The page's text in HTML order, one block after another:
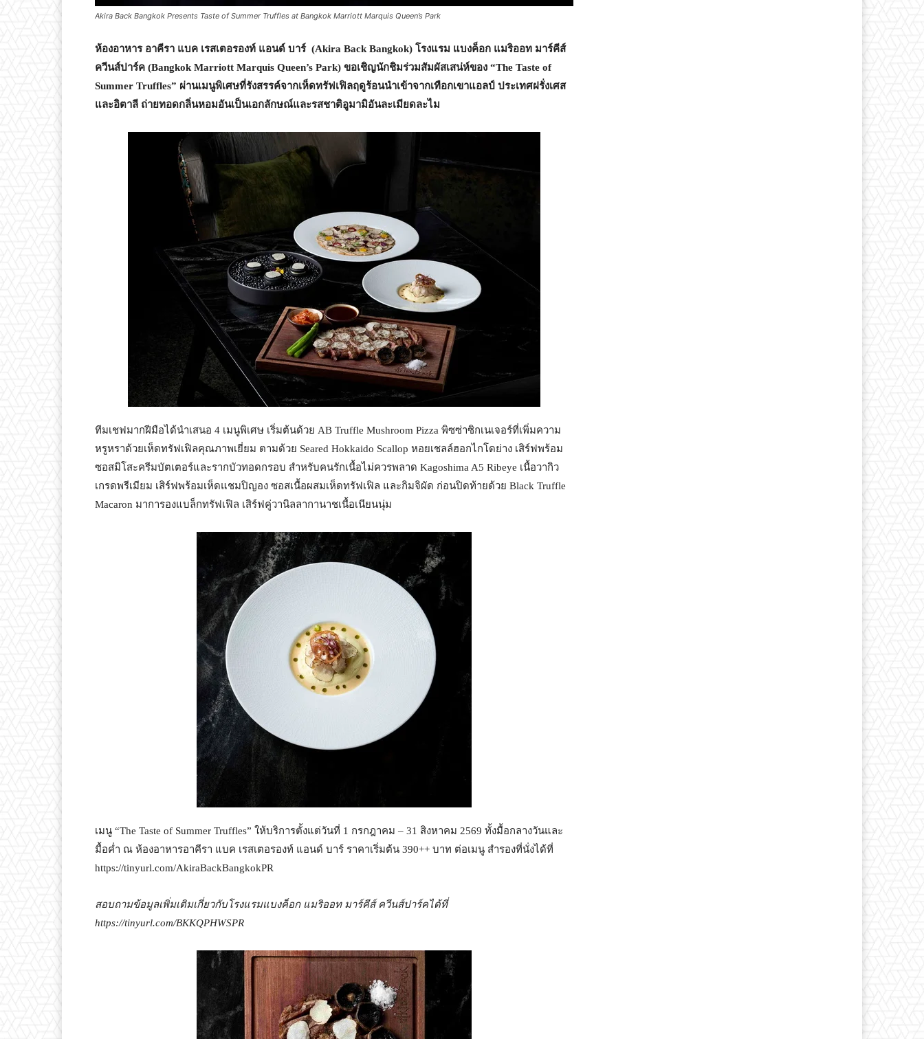
Akira Back Bangkok Presents Taste of Summer Truffles at Bangkok Marriott Marquis Queen’s Park
ห้องอาหาร อาคีรา แบค เรสเตอรองท์ แอนด์ บาร์ (Akira Back Bangkok) โรงแรม แบงค็อก แมริออท มาร์คีส์
ควีนส์ปาร์ค (Bangkok Marriott Marquis Queen’s Park) ขอเชิญนักชิมร่วมสัมผัสเสน่ห์ของ “The Taste of
Summer Truffles” ผ่านเมนูพิเศษที่รังสรรค์จากเห็ดทรัฟเฟิลฤดูร้อนนำเข้าจากเทือกเขาแอลป์ ประเทศฝรั่งเศส
และอิตาลี ถ่ายทอดกลิ่นหอมอันเป็นเอกลักษณ์และรสชาติอูมามิอันละเมียดละไม
ทีมเชฟมากฝีมือได้นำเสนอ 4 เมนูพิเศษ เริ่มต้นด้วย AB Truffle Mushroom Pizza พิซซ่าซิกเนเจอร์ที่เพิ่มความ
หรูหราด้วยเห็ดทรัฟเฟิลคุณภาพเยี่ยม ตามด้วย Seared Hokkaido Scallop หอยเชลล์ฮอกไกโดย่าง เสิร์ฟพร้อม
ซอสมิโสะครีมบัตเตอร์และรากบัวทอดกรอบ สำหรับคนรักเนื้อไม่ควรพลาด Kagoshima A5 Ribeye เนื้อวากิว
เกรดพรีเมียม เสิร์ฟพร้อมเห็ดแชมปิญอง ซอสเนื้อผสมเห็ดทรัฟเฟิล และกิมจิผัด ก่อนปิดท้ายด้วย Black Truffle
Macaron มาการองแบล็กทรัฟเฟิล เสิร์ฟคู่วานิลลากานาชเนื้อเนียนนุ่ม
เมนู “The Taste of Summer Truffles” ให้บริการตั้งแต่วันที่ 1 กรกฎาคม – 31 สิงหาคม 2569 ทั้งมื้อกลางวันและ
มื้อค่ำ ณ ห้องอาหารอาคีรา แบค เรสเตอรองท์ แอนด์ บาร์ ราคาเริ่มต้น 390++ บาท ต่อเมนู สำรองที่นั่งได้ที่
https://tinyurl.com/AkiraBackBangkokPR
สอบถามข้อมูลเพิ่มเติมเกี่ยวกับโรงแรมแบงค็อก แมริออท มาร์คีส์ ควีนส์ปาร์คได้ที่
https://tinyurl.com/BKKQPHWSPR